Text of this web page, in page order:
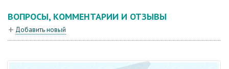
ВОПРОСЫ, КОММЕНТАРИИ И ОТЗЫВЫ
Добавить новый